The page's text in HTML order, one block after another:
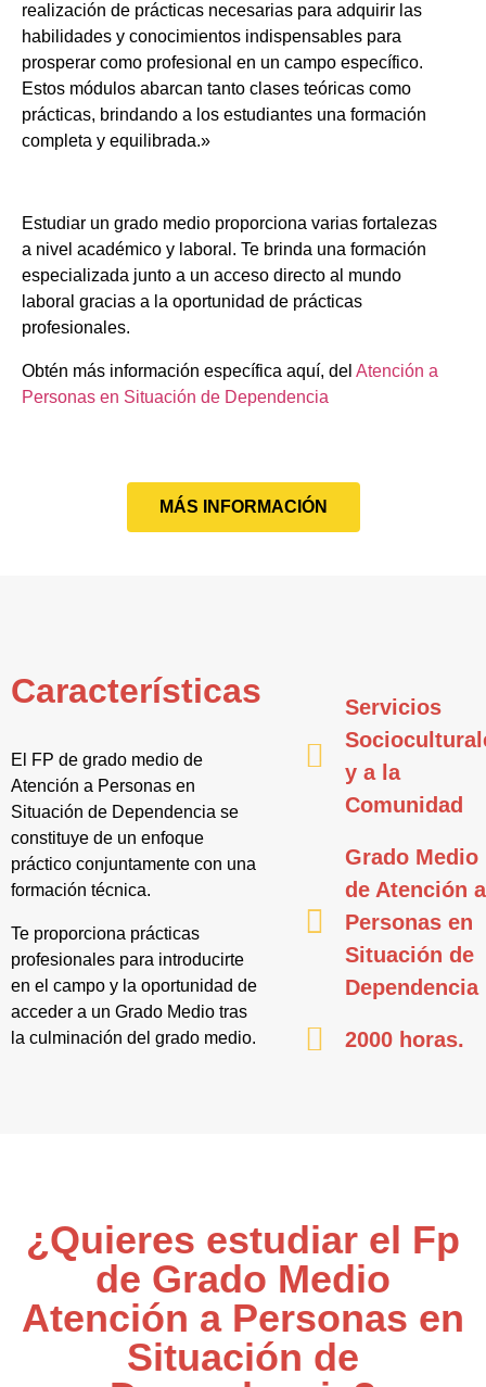
realización de prácticas necesarias para adquirir las
habilidades y conocimientos indispensables para
prosperar como profesional en un campo específico.
Estos módulos abarcan tanto clases teóricas como
prácticas, brindando a los estudiantes una formación
completa y equilibrada.»
Estudiar un grado medio proporciona varias fortalezas
a nivel académico y laboral. Te brinda una formación
especializada junto a un acceso directo al mundo
laboral gracias a la oportunidad de prácticas
profesionales.
Obtén más información específica aquí, del Atención a
Personas en Situación de Dependencia
MÁS INFORMACIÓN
Características
El FP de grado medio de
Atención a Personas en
Situación de Dependencia se
constituye de un enfoque
práctico conjuntamente con una
formación técnica.
Te proporciona prácticas
profesionales para introducirte
en el campo y la oportunidad de
acceder a un Grado Medio tras
la culminación del grado medio.
Servicios
y a la
Comunidad
Grado Medio
de Atención a
Personas en
Situación de
Dependencia
2000 horas.
¿Quieres estudiar el Fp
de Grado Medio
Atención a Personas en
Situación de